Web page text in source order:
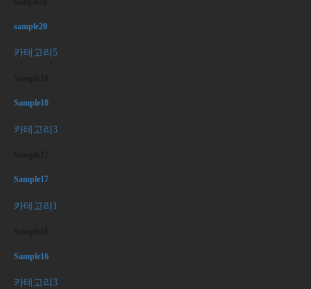
sample20
카테고리5
Sample18
카테고리3
Sample17
카테고리1
Sample16
카테고리3